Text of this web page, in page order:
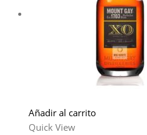
Añadir al carrito
Quick View